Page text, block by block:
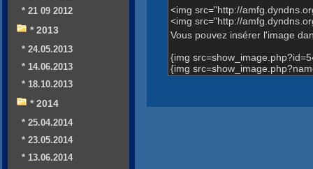
<img src="http://
<img src="http://
Vous pouvez insérer l'image
{img
{img
* 21 09 2012
* 2013
* 24.05.2013
* 14.06.2013
* 18.10.2013
* 2014
* 25.04.2014
* 23.05.2014
* 13.06.2014